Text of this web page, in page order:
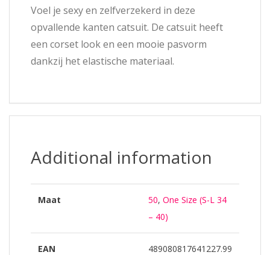
Voel je sexy en zelfverzekerd in deze
opvallende kanten catsuit. De catsuit heeft
een corset look en een mooie pasvorm
dankzij het elastische materiaal.
Additional information
Maat 50, One Size (S-L 34
– 40)
EAN 489080817641227.99